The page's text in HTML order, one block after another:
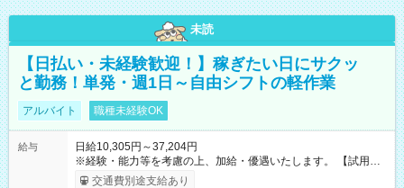
未読
【日払い・未経験歓迎！】稼ぎたい日にサクッ
と勤務！単発・週1日～自由シフトの軽作業
アルバイト 職種未経験OK
給与
日給10,305円～37,204円
※経験・能力等を考慮の上、加給・優遇いたします。 【試用期
間】試用期間なし
交通費別途支給あり